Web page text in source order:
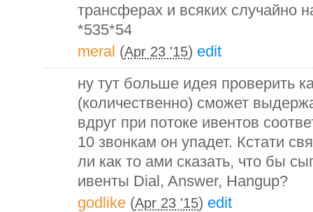
трансферах и всяких случайно
*535*54
meral (Apr 23 '15) edit
ну тут больше идея проверить
(количественно) сможет
вдруг при потоке ивентов
10 звонкам он упадет. Кстати
ли как то ами сказать, что бы
ивенты Dial, Answer, Hangup?
godlike (Apr 23 '15) edit